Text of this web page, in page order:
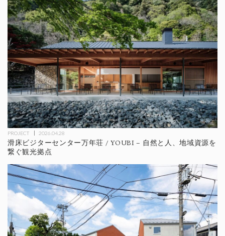
PROJECT 2026.04.28
滑床ビジターセンター万年荘 / YOUBI – 自然と人、地域資源を
繋ぐ観光拠点